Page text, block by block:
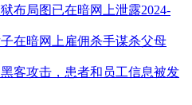
布局图已在暗网上泄露2024-
在暗网上雇佣杀手谋杀父母
客攻击，患者和员工信息被发